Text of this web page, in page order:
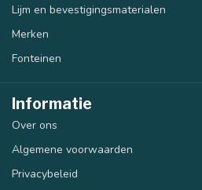
Lijm en bevestigingsmaterialen
Merken
Fonteinen
Informatie
Over ons
Algemene voorwaarden
Privacybeleid